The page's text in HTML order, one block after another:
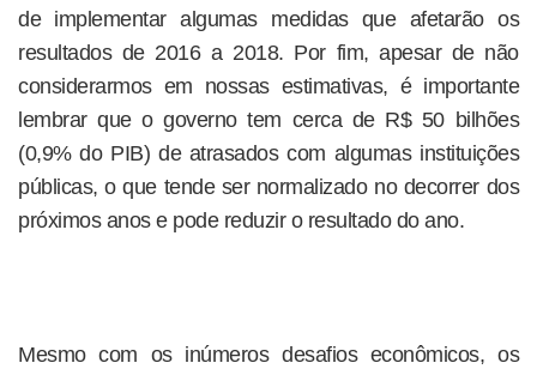
de implementar algumas medidas que afetarão os
resultados de 2016 a 2018. Por fim, apesar de não
considerarmos em nossas estimativas, é importante
lembrar que o governo tem cerca de R$ 50 bilhões
(0,9% do PIB) de atrasados com algumas instituições
públicas, o que tende ser normalizado no decorrer dos
próximos anos e pode reduzir o resultado do ano.
Mesmo com os inúmeros desafios econômicos, os